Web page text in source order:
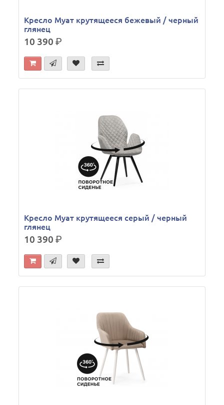
Кресло Муат крутящееся бежевый / черный
глянец
10 390р.
Кресло Муат крутящееся серый / черный
глянец
10 390р.